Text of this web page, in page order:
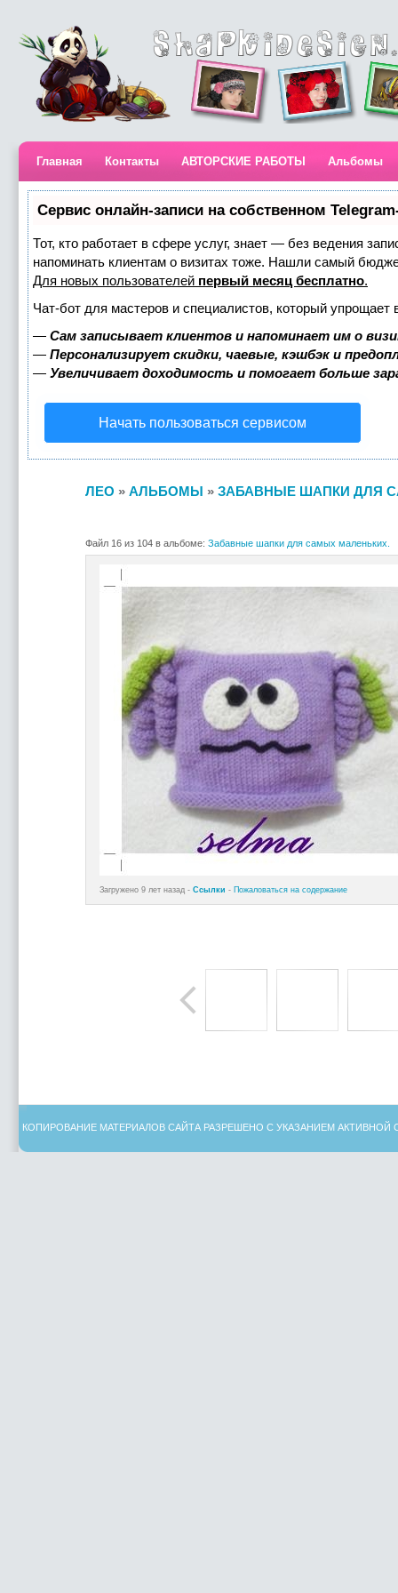
Главная Контакты АВТОРСКИЕ РАБОТЫ Альбомы
Сервис онлайн-записи на собственном
Тот, кто работает в сфере услуг, знает — без ведения
напоминать клиентам о визитах тоже. Нашли самый
Для новых пользователей первый месяц бесплатно.
Чат-бот для мастеров и специалистов, который упрощает
— Сам записывает клиентов и напоминает им о
— Персонализирует скидки, чаевые, кэшбэк и
— Увеличивает доходимость и помогает больше
Начать пользоваться сервисом
ЛЕО » АЛЬБОМЫ » ЗАБАВНЫЕ ШАПКИ ДЛЯ
Файл 16 из 104 в альбоме: Забавные шапки для самых маленьких.
Загружено 9 лет назад - Ссылки - Пожаловаться на содержание
КОПИРОВАНИЕ МАТЕРИАЛОВ САЙТА РАЗРЕШЕНО С УКАЗАНИЕМ АКТИВНОЙ